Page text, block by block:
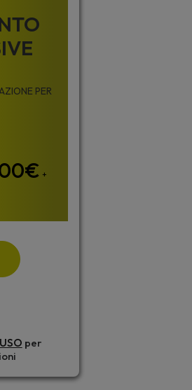
PER
€ +
per